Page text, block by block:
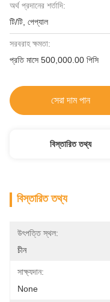
অর্থ প্রদানের শর্তাদি:
টি/টি, পেপ্যাল
সরবরাহ ক্ষমতা:
প্রতি মাসে 500,000.00 পিসি
সেরা দাম পান
বিস্তারিত তথ্য
বিস্তারিত তথ্য
উৎপত্তি স্থল:
চীন
সাক্ষ্যদান:
None